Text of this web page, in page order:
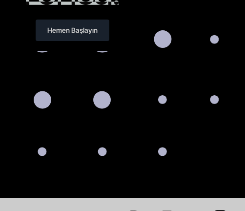
Hemen Başlayın